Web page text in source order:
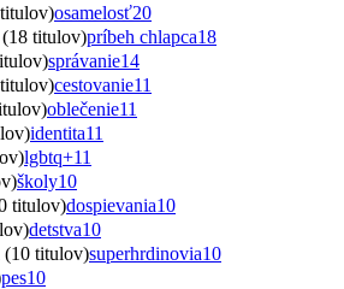
osamelosť20
(18 titulov)príbeh chlapca18
správanie14
cestovanie11
oblečenie11
identita11
lgbtq+11
školy10
titulov)dospievania10
detstva10
(10 titulov)superhrdinovia10
pes10